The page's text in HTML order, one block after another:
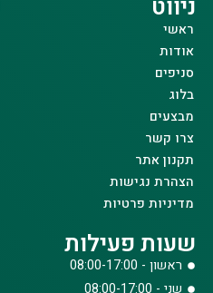
ניווט
ראשי
אודות
סניפים
בלוג
מבצעים
צרו קשר
תקנון אתר
הצהרת נגישות
מדיניות פרטיות
שעות פעילות
ראשון - 08:00-17:00
שני - 08:00-17:00